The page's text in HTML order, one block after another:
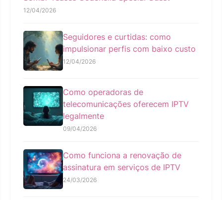
12/04/2026
Seguidores e curtidas: como
impulsionar perfis com baixo custo
12/04/2026
Como operadoras de
telecomunicações oferecem IPTV
legalmente
09/04/2026
Como funciona a renovação de
assinatura em serviços de IPTV
24/03/2026